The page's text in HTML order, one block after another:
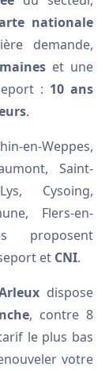
nationale
demande,
et une
: 10 ans
.
en-Weppes,
Saint-
Cysoing,
Flers-en-
proposent
et CNI.
dispose
, contre 8
le plus bas
votre